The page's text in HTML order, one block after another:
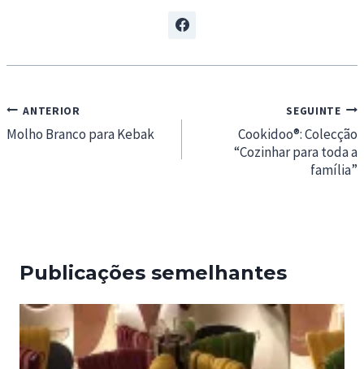
Navegação
de
ANTERIOR
Molho Branco para Kebak
SEGUINTE
Cookidoo®: Colecção
“Cozinhar para toda a
família”
Publicações semelhantes